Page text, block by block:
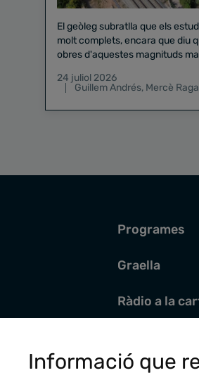
El geòleg subratlla que els
molt complets, encara que diu
obres d'aquestes magnituds
24 juliol 2026
Guillem Andrés, Mercè Raga
Programes
Graella
Ràdio a la
Actualitat
Informació que